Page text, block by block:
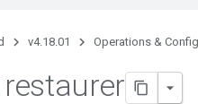
v4.18.01 Operations & Config